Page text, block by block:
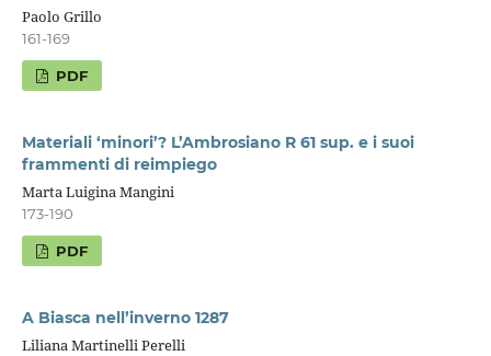
Paolo Grillo
161-169
PDF
Materiali ‘minori’? L’Ambrosiano R 61 sup. e i suoi
frammenti di reimpiego
Marta Luigina Mangini
173-190
PDF
A Biasca nell’inverno 1287
Liliana Martinelli Perelli